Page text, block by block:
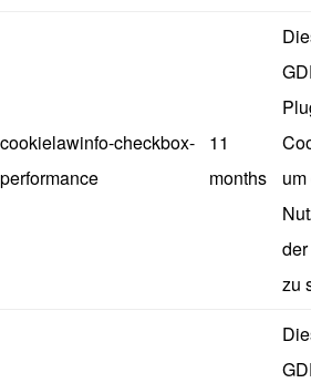
cookielawinfo-checkbox-
performance
11
months
zu